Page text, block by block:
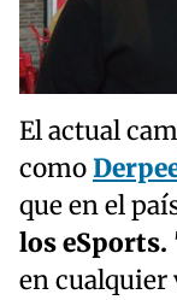
El actual
como
que en el
los eSports.
en cualquier